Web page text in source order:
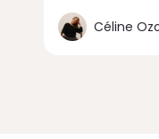
Céline